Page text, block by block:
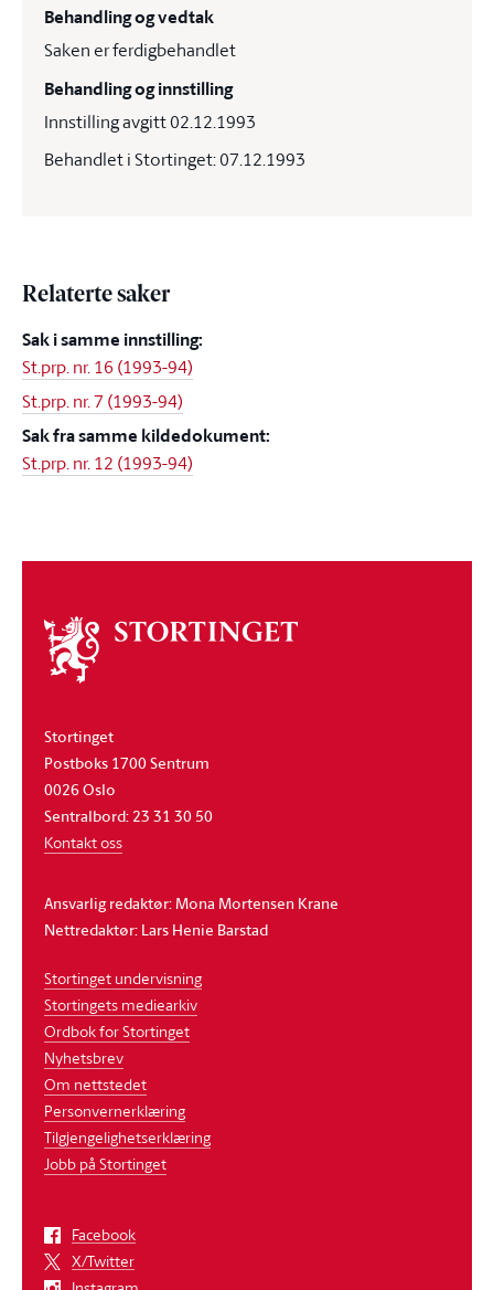
Behandling og vedtak
Saken er ferdigbehandlet
Behandling og innstilling
Innstilling avgitt 02.12.1993
Behandlet i Stortinget: 07.12.1993
Relaterte saker
Sak i samme innstilling:
St.prp. nr. 16 (1993-94)
St.prp. nr. 7 (1993-94)
Sak fra samme kildedokument:
St.prp. nr. 12 (1993-94)
Om
stortinget
Stortinget
Postboks 1700 Sentrum
0026 Oslo
Sentralbord: 23 31 30 50
Kontakt oss
Ansvarlig redaktør: Mona Mortensen Krane
Nettredaktør: Lars Henie Barstad
Stortinget undervisning
Stortingets mediearkiv
Ordbok for Stortinget
Nyhetsbrev
Om nettstedet
Personvernerklæring
Tilgjengelighetserklæring
Jobb på Stortinget
Facebook
X/Twitter